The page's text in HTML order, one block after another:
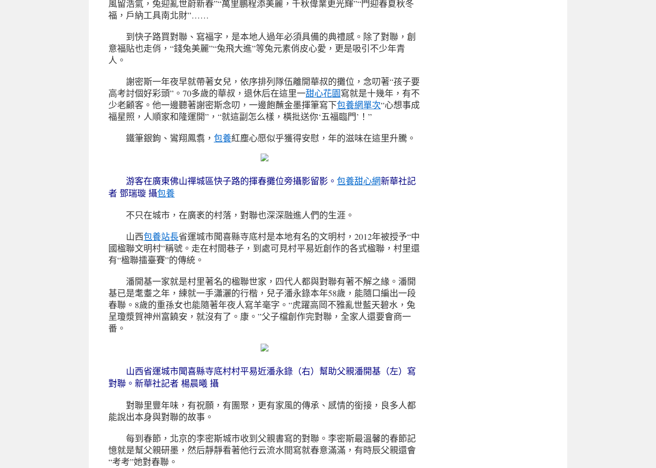
風留浩氣，兔迎亂世蔚新春”“萬里鵬程添美麗，千秋偉業更光輝”“門迎春夏秋冬
福，戶納工具南北財”……
到快子路買對聯、寫福字，是本地人過年必須具備的典禮感。除了對聯，創
意福貼也走俏，“錢兔美麗”“兔飛大進”等兔元素俏皮心愛，更是吸引不少年青
人。
謝密斯一年夜早就帶著女兒，依序排列隊伍離開華叔的攤位，念叨著“孩子要
高考討個好彩頭”。70多歲的華叔，退休后在這里一甜心花園寫就是十幾年，有不
少老顧客。他一邊聽著謝密斯念叨，一邊飽蘸金墨揮筆寫下包養網單次“心想事成
福星照，人順家和隆運開”，“就這副怎么樣，橫批送你‘五福臨門’！”
鐵筆銀鉤、鸞翔鳳翥， 包養紅塵心愿似乎獲得安慰，年的滋味在這里升騰。
游客在廣東佛山禪城區快子路的揮春攤位旁攝影留影。 包養甜心網新華社記
者 鄧瑞璇 攝包養
不只在城市，在廣袤的村落，對聯也深深融進人們的生涯。
山西包養站長省運城市聞喜縣寺底村是本地有名的文明村，2012年被授予“中
國楹聯文明村”稱號。走在村間巷子，到處可見村平易近創作的各式楹聯，村里還
有“楹聯擂臺賽”的傳統。
潘開基一家就是村里著名的楹聯世家，四代人都與對聯有著不解之緣。潘開
基已是耄耋之年，練就一手瀟灑的行楷，兒子潘永錄本年58歲，能隨口編出一段
春聯。8歲的重孫女也能隨著年夜人寫羊毫字。“虎躍高岡不雅亂世藍天碧水，兔
呈瓊漿賀神州富饒安，就沒有了。康。”父子檔創作完對聯，全家人還要會商一
番。
山西省運城市聞喜縣寺底村村平易近潘永錄（右）幫助父親潘開基（左）寫
對聯。新華社記者 楊晨曦 攝
對聯里豐年味，有祝願，有團聚，更有家風的傳承、感情的銜接，良多人都
能說出本身與對聯的故事。
每到春節，北京的李密斯城市收到父親書寫的對聯。李密斯最溫馨的春節記
憶就是幫父親研墨，然后靜靜看著他行云流水間寫就春意滿滿，有時辰父親還會
“考考”她對春聯。